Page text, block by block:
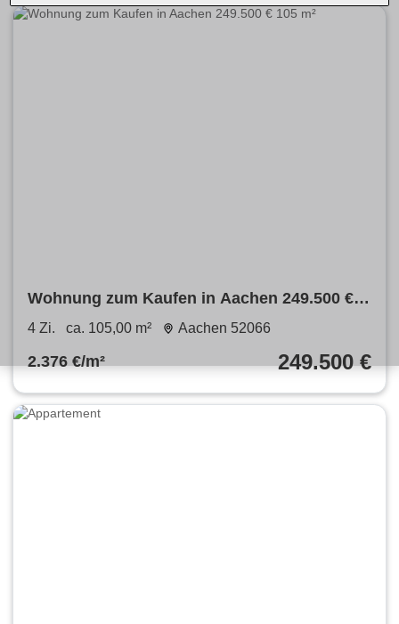
Wohnung zum Kaufen in Aachen 249.500 €
105 m²
4 Zi. ca. 105,00 m² Aachen 52066
2.376 €/m² 249.500 €